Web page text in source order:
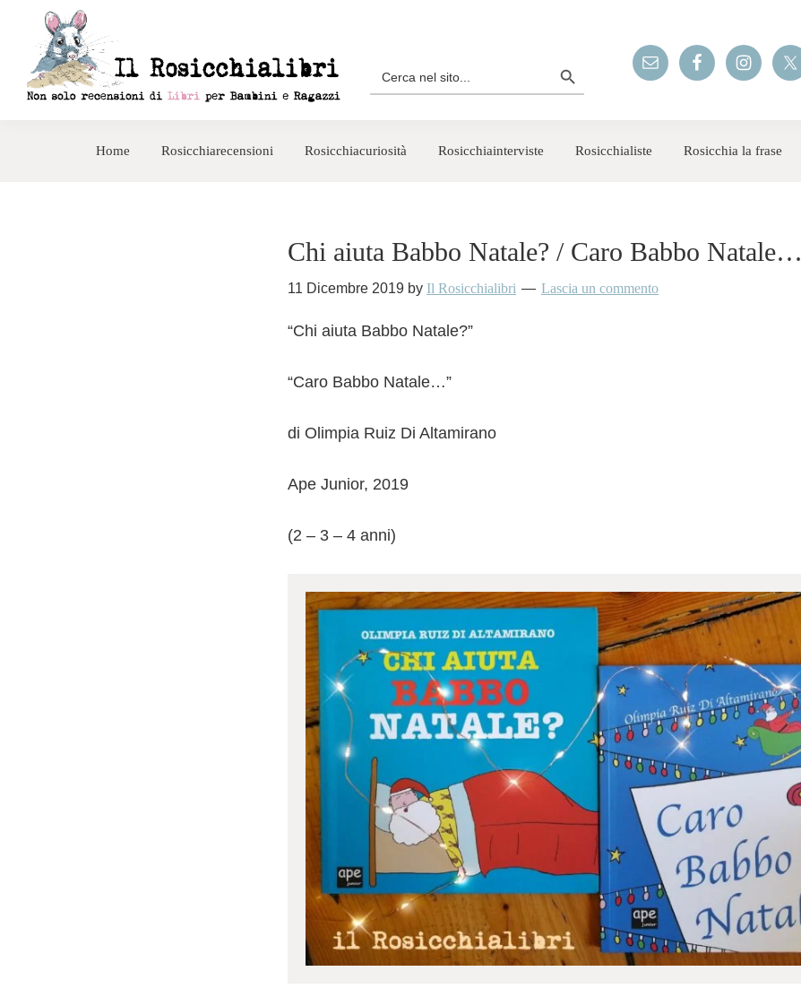
navigazione
primaria
contenuto
principale
Search
for:
Home Rosicchiarecensioni Rosicchiacuriosità Rosicchiainterviste Rosicchialiste Rosicchia la frase
Chi aiuta Babbo Natale? / Caro Babbo Natale…
11 Dicembre 2019 by Il Rosicchialibri Lascia un commento
“Chi aiuta Babbo Natale?”
“Caro Babbo Natale…”
di Olimpia Ruiz Di Altamirano
Ape Junior, 2019
(2 – 3 – 4 anni)